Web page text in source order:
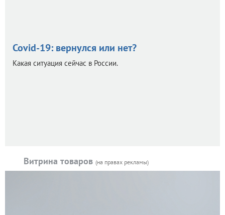
Covid-19: вернулся или нет?
Какая ситуация сейчас в России.
Витрина товаров (на правах рекламы)